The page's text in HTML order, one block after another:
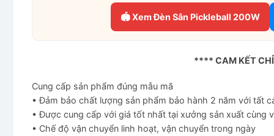
🏟 Xem Đèn Sân Pickleball 200W
**** CAM KẾT
Cung cấp sản phẩm đúng mẫu mã
• Đảm bảo chất lượng sản phẩm bảo hành 2 năm với tất
• Được cung cấp với giá tốt nhất tại xưởng sản xuất cùng
• Chế độ vận chuyển linh hoạt, vận chuyển trong ngày